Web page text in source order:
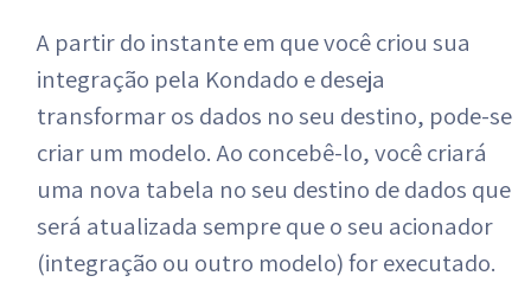
A partir do instante em que você criou sua
integração pela Kondado e deseja
transformar os dados no seu destino, pode-se
criar um modelo. Ao concebê-lo, você criará
uma nova tabela no seu destino de dados que
será atualizada sempre que o seu acionador
(integração ou outro modelo) for executado.